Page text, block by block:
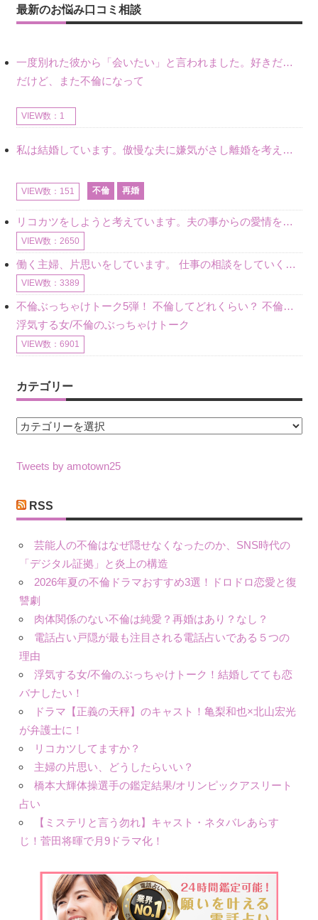
最新のお悩み口コミ相談
一度別れた彼から「会いたい」と言われました。好きだけど不倫だから別れたので、私もまだ好きだし会いたい気持ちはあります。
だけど、また不倫になって
VIEW数：1
私は結婚しています。傲慢な夫に嫌気がさし離婚を考えていたときに、彼と出会いました。彼には恋人がいましたが、話をするうちに、夫とのことを相談するようにな
VIEW数：151 不倫 再婚
リコカツをしようと考えています。夫の事からの愛情を全く感じません。子供がいるので、子供が成長するまではと我慢しています。 まず、お金が必要だと考え、仕事の量も増やしました。ところが、夫は働かず、結局は
VIEW数：2650
働く主婦、片思いをしています。 仕事の相談をしていくうちに、彼のことを好きになりました。私には夫も子供もいます。不倫をしているわけでもなく、もちろん、この気持ちは誰にも話していません。 ラインをする関
VIEW数：3389
不倫ぶっちゃけトーク5弾！ 不倫してどれくらい？ 不倫のあれこれを、なんでもどうぞ♪♪
浮気する女/不倫のぶっちゃけトーク
VIEW数：6901
カテゴリー
カ
ゴ
ー
Tweets by amotown25
RSS
芸能人の不倫はなぜ隠せなくなったのか、SNS時代の
「デジタル証拠」と炎上の構造
2026年夏の不倫ドラマおすすめ3選！ドロドロ恋愛と復
讐劇
肉体関係のない不倫は純愛？再婚はあり？なし？
電話占い戸隠が最も注目される電話占いである５つの
理由
浮気する女/不倫のぶっちゃけトーク！結婚してても恋
バナしたい！
ドラマ【正義の天秤】のキャスト！亀梨和也×北山宏光
が弁護士に！
リコカツしてますか？
主婦の片思い、どうしたらいい？
橋本大輝体操選手の鑑定結果/オリンピックアスリート
占い
【ミステリと言う勿れ】キャスト・ネタバレあらす
じ！菅田将暉で月9ドラマ化！